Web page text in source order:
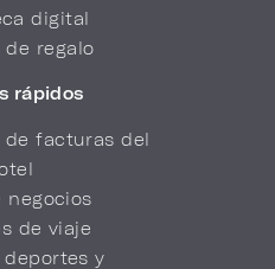
digital
de regalo
rápidos
de facturas del
negocios
de viaje
deportes y